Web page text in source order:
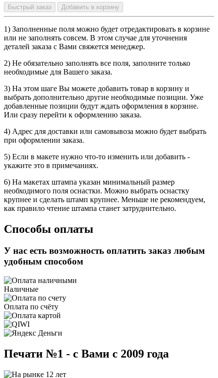
Быстрый заказ Добавить в корзину
1) Заполненные поля можно будет отредактировать в корзине
или не заполнять совсем. В этом случае для уточнения
деталей заказа с Вами свяжется менеджер.
2) Не обязательно заполнять все поля, заполните только
необходимые для Вашего заказа.
3) На этом шаге Вы можете добавить товар в корзину и
выбрать дополнительно другие необходимые позиции. Уже
добавленные позиции будут ждать оформления в корзине.
Или сразу перейти к оформлению заказа.
4) Адрес для доставки или самовывоза можно будет выбрать
при оформлении заказа.
5) Если в макете нужно что-то изменить или добавить -
укажите это в примечаниях.
6) На макетах штампа указан минимальный размер
необходимого поля оснастки. Можно выбрать оснастку
крупнее и сделать штамп крупнее. Меньше не рекомендуем,
как правило чтение штампа станет затруднительно.
Способы оплаты
У нас есть возможность оплатить заказ любым
удобным способом
Наличные
Оплата по счёту
Печати №1 - с Вами с 2009 года